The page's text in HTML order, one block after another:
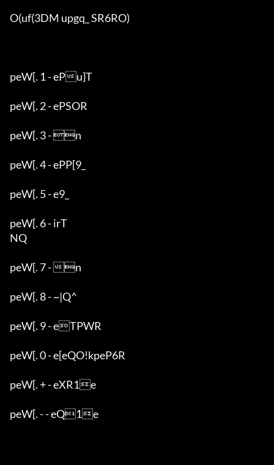
O(uf(3DM upgq_ SR6RO)
peW[. 1 - ePu}T
peW[. 2 - ePSOR
peW[. 3 - n
peW[. 4 - ePP[9_
peW[. 5 - e9_
peW[. 6 - irT
NQ
peW[. 7 - n
peW[. 8 - ~|Q^
peW[. 9 - eTPWR
peW[. 0 - e[eQO!kpeP6R
peW[. + - eXR1e
peW[. - - eQ1e